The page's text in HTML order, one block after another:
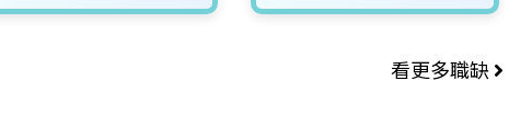
看更多職缺